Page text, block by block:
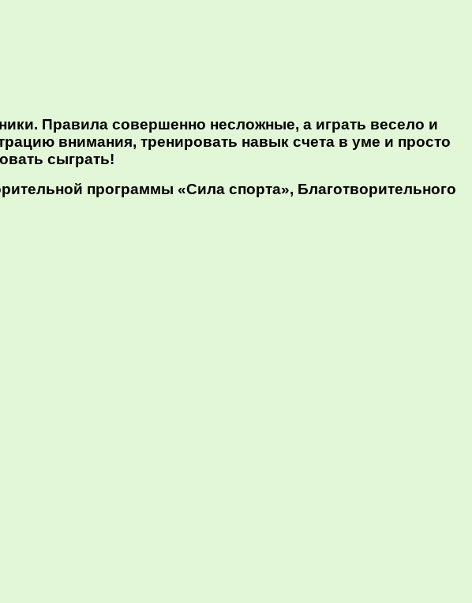
Правила совершенно несложные, а играть весело и
внимания, тренировать навык счета в уме и просто
сыграть!
программы «Сила спорта», Благотворительного